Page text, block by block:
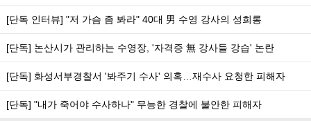
[단독 인터뷰] "저 가슴 좀 봐라" 40대 男 수영 강사의 성희롱
[단독] 논산시가 관리하는 수영장, '자격증 無 강사들 강습' 논란
[단독] 화성서부경찰서 '봐주기 수사' 의혹…재수사 요청한 피해자
[단독] "내가 죽어야 수사하나" 무능한 경찰에 불안한 피해자